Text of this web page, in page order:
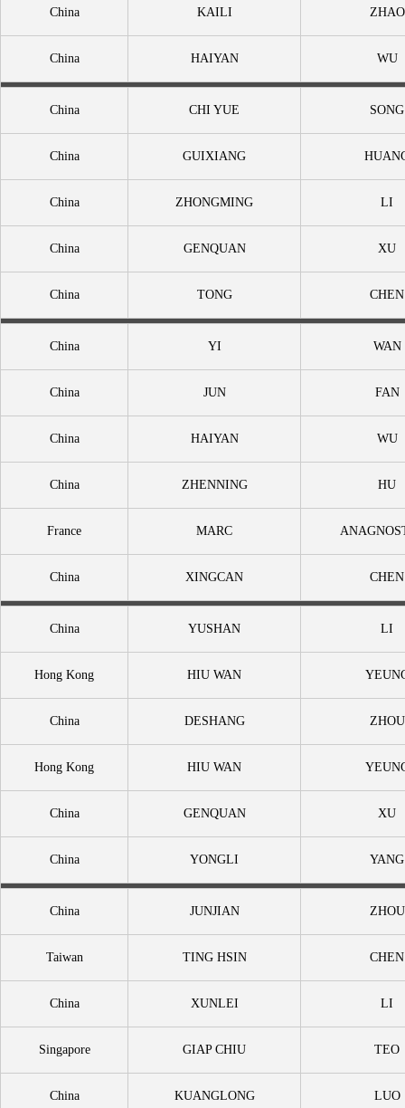
China KAILI ZHAO
China HAIYAN WU
China CHI YUE SONG
China GUIXIANG
China ZHONGMING LI
China GENQUAN XU
China TONG CHEN
China YI WAN
China JUN FAN
China HAIYAN WU
China ZHENNING HU
France MARC
China XINGCAN CHEN
China YUSHAN LI
Hong Kong HIU WAN
China DESHANG ZHOU
Hong Kong HIU WAN
China GENQUAN XU
China YONGLI YANG
China JUNJIAN ZHOU
Taiwan TING HSIN CHEN
China XUNLEI LI
Singapore GIAP CHIU TEO
China KUANGLONG LUO